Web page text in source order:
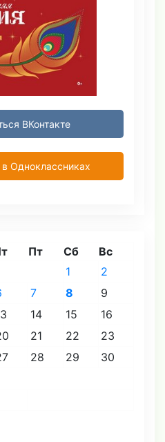
ВКонтакте
в Одноклассниках
Пт Сб Вс
1
2
7 8
9
14 15
16
21 22
23
28 29
30